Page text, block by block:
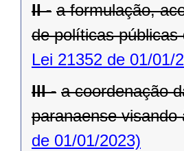
II - a formulação,
de políticas
Lei 21352 de 01/01/
III - a coordenação
paranaense
de 01/01/2023)